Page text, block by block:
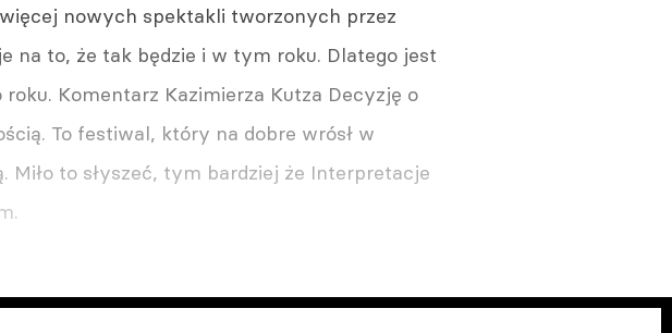
nowych spektakli tworzonych przez
na to, że tak będzie i w tym roku. Dlatego jest
Komentarz Kazimierza Kutza Decyzję o
To festiwal, który na dobre wrósł w
to słyszeć, tym bardziej że Interpretacje